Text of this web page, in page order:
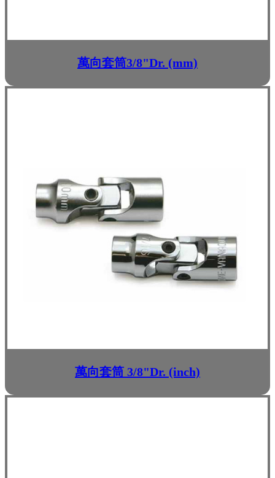
萬向套筒3/8"Dr. (mm)
萬向套筒 3/8"Dr. (inch)